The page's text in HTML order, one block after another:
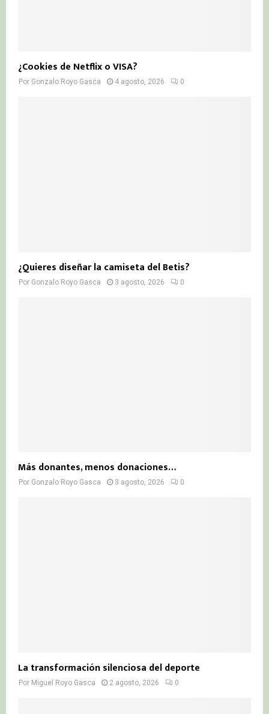
¿Cookies de Netflix o VISA?
Por Gonzalo Royo Gasca 4 agosto, 2026 0
¿Quieres diseñar la camiseta del Betis?
Por Gonzalo Royo Gasca 3 agosto, 2026 0
Más donantes, menos donaciones…
Por Gonzalo Royo Gasca 3 agosto, 2026 0
La transformación silenciosa del deporte
Por Miguel Royo Gasca 2 agosto, 2026 0